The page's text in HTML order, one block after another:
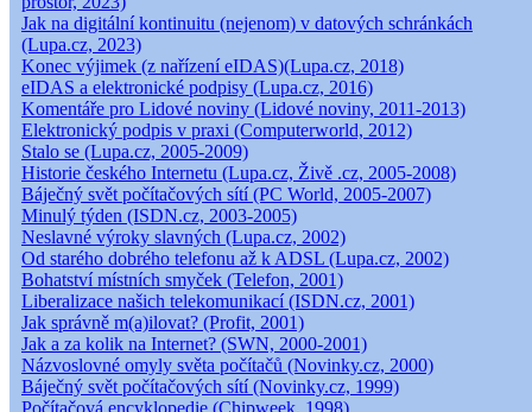
Jak na digitální kontinuitu (nejenom) v datových schránkách
(Lupa.cz, 2023)
Konec výjimek (z nařízení eIDAS)(Lupa.cz, 2018)
eIDAS a elektronické podpisy (Lupa.cz, 2016)
Komentáře pro Lidové noviny (Lidové noviny, 2011-2013)
Elektronický podpis v praxi (Computerworld, 2012)
Stalo se (Lupa.cz, 2005-2009)
Historie českého Internetu (Lupa.cz, Živě .cz, 2005-2008)
Báječný svět počítačových sítí (PC World, 2005-2007)
Minulý týden (ISDN.cz, 2003-2005)
Neslavné výroky slavných (Lupa.cz, 2002)
Od starého dobrého telefonu až k ADSL (Lupa.cz, 2002)
Bohatství místních smyček (Telefon, 2001)
Liberalizace našich telekomunikací (ISDN.cz, 2001)
Jak správně m(a)ilovat? (Profit, 2001)
Jak a za kolik na Internet? (SWN, 2000-2001)
Názvoslovné omyly světa počítačů (Novinky.cz, 2000)
Báječný svět počítačových sítí (Novinky.cz, 1999)
Počítačová encyklopedie (Chipweek, 1998)